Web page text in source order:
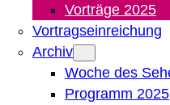
Vorträge 2025
Vortragseinreichung
Archiv
Woche des
Programm 2025